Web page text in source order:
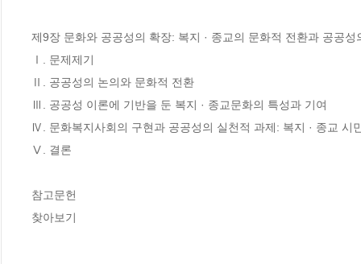
제9장 문화와 공공성의 확장: 복지 · 종교의 문화적 전환과 공공성
Ⅰ. 문제제기
Ⅱ. 공공성의 논의와 문화적 전환
Ⅲ. 공공성 이론에 기반을 둔 복지 · 종교문화의 특성과 기여
Ⅳ. 문화복지사회의 구현과 공공성의 실천적 과제: 복지 · 종교 시
Ⅴ. 결론
참고문헌
찾아보기